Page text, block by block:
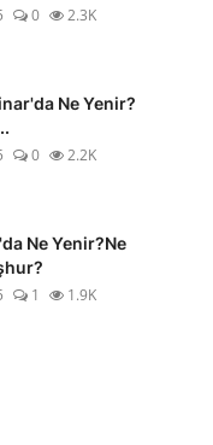
0 2.3K
Ne Yenir?
0 2.2K
Ne Yenir?Ne
1 1.9K